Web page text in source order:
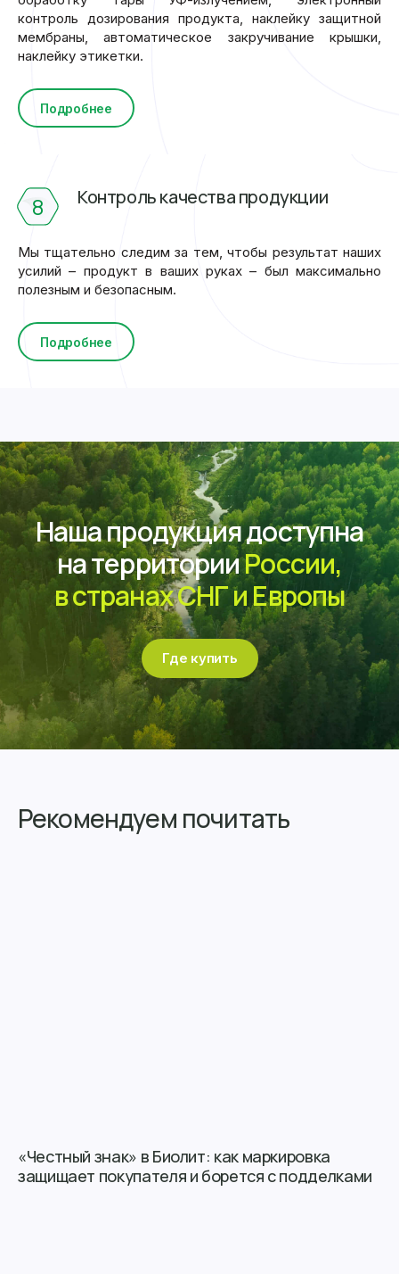
контроль дозирования продукта, наклейку защитной
мембраны, автоматическое закручивание крышки,
наклейку этикетки.
Подробнее
8 Контроль качества продукции
Мы тщательно следим за тем, чтобы результат наших
усилий – продукт в ваших руках – был максимально
полезным и безопасным.
Подробнее
Наша продукция доступна
на территорииРоссии,
в странах СНГ и Европы
Где купить
Рекомендуем почитать
«Честный знак» в Биолит: как маркировка
защищает покупателя и борется с подделками